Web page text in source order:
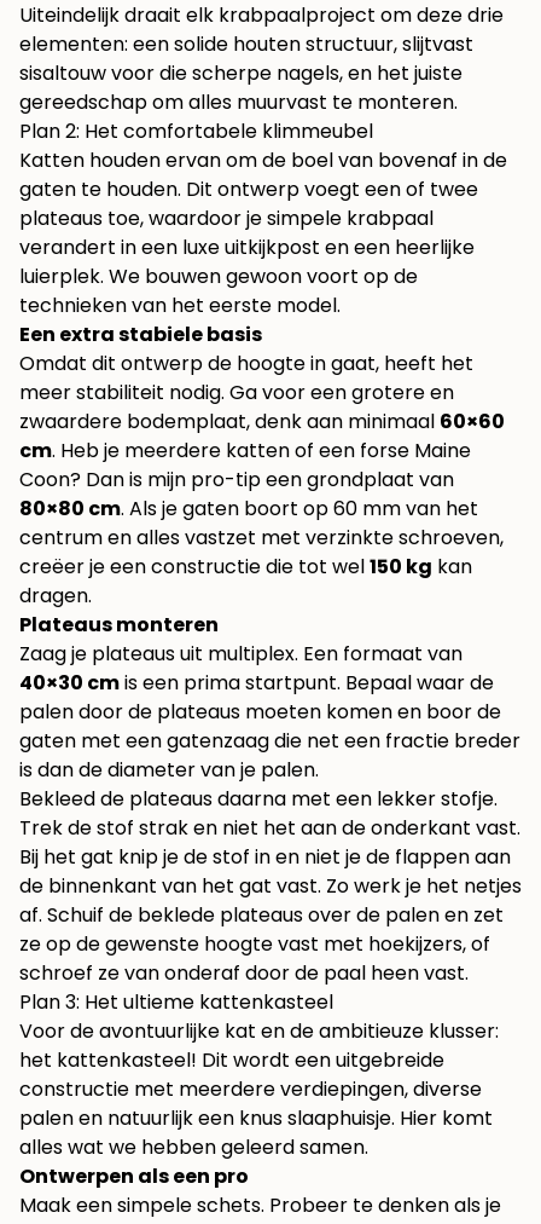
Uiteindelijk draait elk krabpaalproject om deze drie
elementen: een solide houten structuur, slijtvast
sisaltouw voor die scherpe nagels, en het juiste
gereedschap om alles muurvast te monteren.
Plan 2: Het comfortabele klimmeubel
Katten houden ervan om de boel van bovenaf in de
gaten te houden. Dit ontwerp voegt een of twee
plateaus toe, waardoor je simpele krabpaal
verandert in een luxe uitkijkpost en een heerlijke
luierplek. We bouwen gewoon voort op de
technieken van het eerste model.
Een extra stabiele basis
Omdat dit ontwerp de hoogte in gaat, heeft het
meer stabiliteit nodig. Ga voor een grotere en
zwaardere bodemplaat, denk aan minimaal 60×60
cm. Heb je meerdere katten of een forse Maine
Coon? Dan is mijn pro-tip een grondplaat van
80×80 cm. Als je gaten boort op 60 mm van het
centrum en alles vastzet met verzinkte schroeven,
creëer je een constructie die tot wel150 kg kan
dragen.
Plateaus monteren
Zaag je plateaus uit multiplex. Een formaat van
40×30 cmis een prima startpunt. Bepaal waar de
palen door de plateaus moeten komen en boor de
gaten met een gatenzaag die net een fractie breder
is dan de diameter van je palen.
Bekleed de plateaus daarna met een lekker stofje.
Trek de stof strak en niet het aan de onderkant vast.
Bij het gat knip je de stof in en niet je de flappen aan
de binnenkant van het gat vast. Zo werk je het netjes
af. Schuif de beklede plateaus over de palen en zet
ze op de gewenste hoogte vast met hoekijzers, of
schroef ze van onderaf door de paal heen vast.
Plan 3: Het ultieme kattenkasteel
Voor de avontuurlijke kat en de ambitieuze klusser:
het kattenkasteel! Dit wordt een uitgebreide
constructie met meerdere verdiepingen, diverse
palen en natuurlijk een knus slaaphuisje. Hier komt
alles wat we hebben geleerd samen.
Ontwerpen als een pro
Maak een simpele schets. Probeer te denken als je